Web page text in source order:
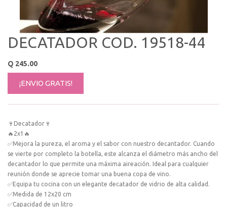
DECATADOR COD. 19518-44
Q 245.00
¡ENVIO GRATIS!
🍷Decatador🍷
🔥2x1🔥
✅Mejora la pureza, el aroma y el sabor con nuestro decantador. Cuando
se vierte por completo la botella, este alcanza el diámetro más ancho del
decantador lo que permite una máxima aireación. Ideal para cualquier
reunión donde se aprecie tomar una buena copa de vino.
✅Equipa tu cocina con un elegante decatador de vidrio de alta calidad.
✅Medida de 12x20 cm
✅Capacidad de un litro